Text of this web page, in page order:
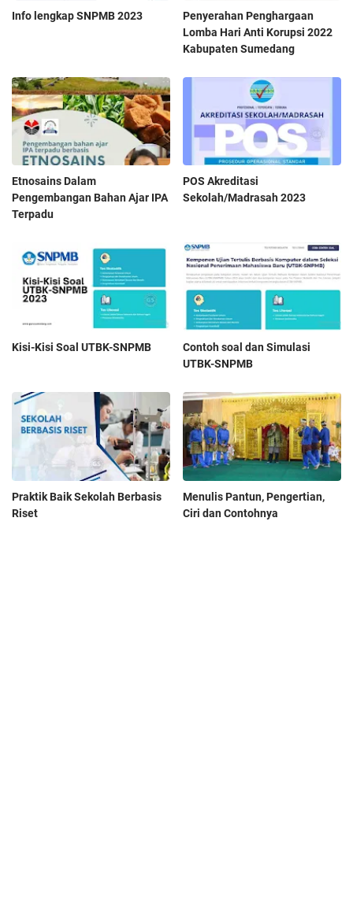
Info lengkap SNPMB 2023
Penyerahan Penghargaan
Lomba Hari Anti Korupsi 2022
Kabupaten Sumedang
Etnosains Dalam
Pengembangan Bahan Ajar IPA
Terpadu
POS Akreditasi
Sekolah/Madrasah 2023
Kisi-Kisi Soal UTBK-SNPMB
Contoh soal dan Simulasi
UTBK-SNPMB
Praktik Baik Sekolah Berbasis
Riset
Menulis Pantun, Pengertian,
Ciri dan Contohnya